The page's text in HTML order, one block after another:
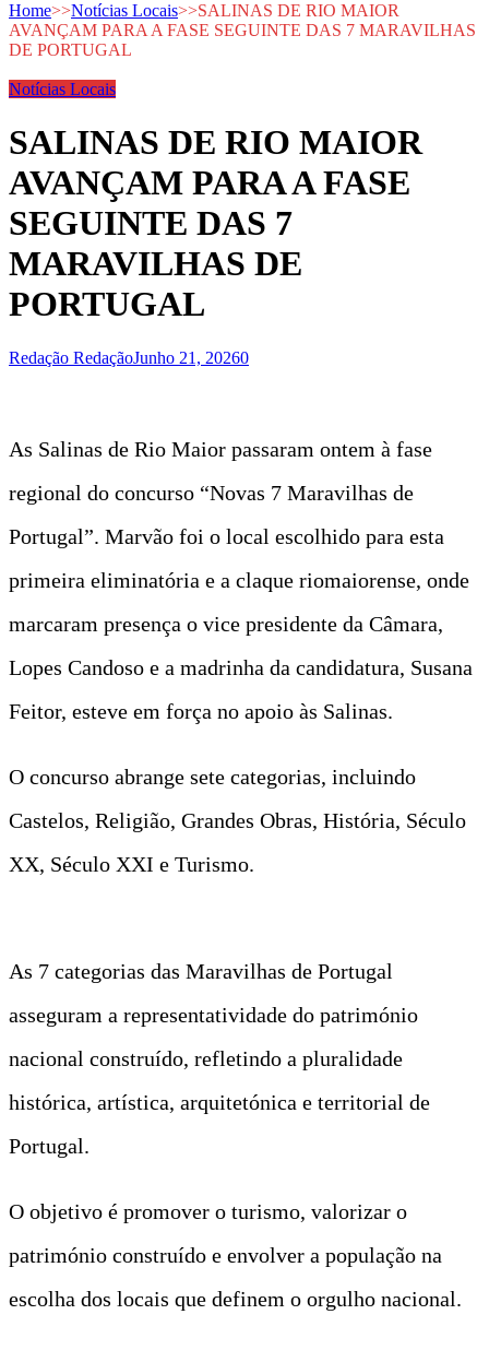
Home>>Notícias Locais>>SALINAS DE RIO MAIOR
AVANÇAM PARA A FASE SEGUINTE DAS 7 MARAVILHAS
DE PORTUGAL
Notícias Locais
SALINAS DE RIO MAIOR
AVANÇAM PARA A FASE
SEGUINTE DAS 7
MARAVILHAS DE
PORTUGAL
Redação RedaçãoJunho 21, 20260
As Salinas de Rio Maior passaram ontem à fase
regional do concurso “Novas 7 Maravilhas de
Portugal”. Marvão foi o local escolhido para esta
primeira eliminatória e a claque riomaiorense, onde
marcaram presença o vice presidente da Câmara,
Lopes Candoso e a madrinha da candidatura, Susana
Feitor, esteve em força no apoio às Salinas.
O concurso abrange sete categorias, incluindo
Castelos, Religião, Grandes Obras, História, Século
XX, Século XXI e Turismo.
As 7 categorias das Maravilhas de Portugal
asseguram a representatividade do património
nacional construído, refletindo a pluralidade
histórica, artística, arquitetónica e territorial de
Portugal.
O objetivo é promover o turismo, valorizar o
património construído e envolver a população na
escolha dos locais que definem o orgulho nacional.